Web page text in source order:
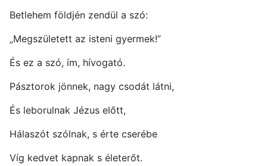
Betlehem földjén zendül a szó:
„Megszületett az isteni gyermek!”
És ez a szó, ím, hívogató.
Pásztorok jönnek, nagy csodát látni,
És leborulnak Jézus előtt,
Hálaszót szólnak, s érte cserébe
Víg kedvet kapnak s életerőt.